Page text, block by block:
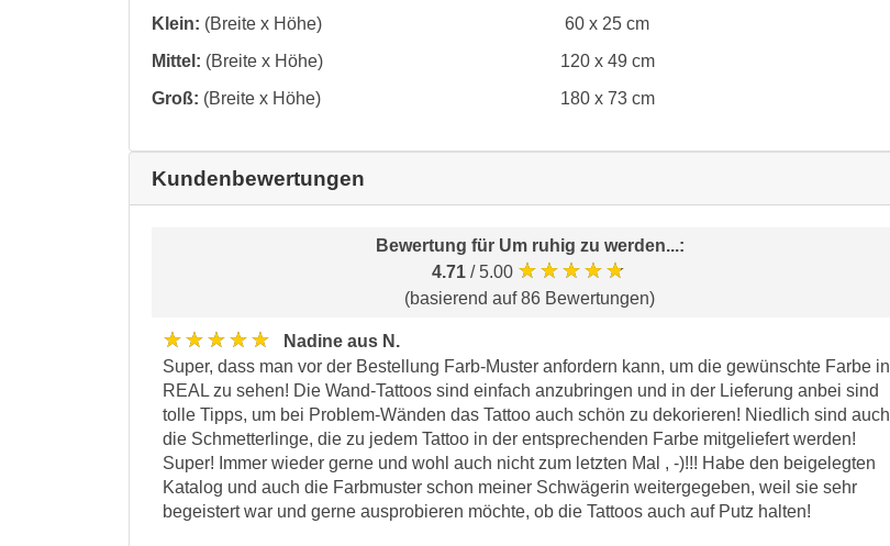
Klein: (Breite x Höhe)
60 x 25 cm
Mittel: (Breite x Höhe)
120 x 49 cm
Groß: (Breite x Höhe) 180 x 73 cm
Kundenbewertungen
Bewertung für Um ruhig zu werden...:
4.71 / 5.00 ★★★★★
(basierend auf 86 Bewertungen)
★★★★★
Nadine aus N.
Super, dass man vor der Bestellung Farb-Muster anfordern kann, um die gewünschte Farbe in
REAL zu sehen! Die Wand-Tattoos sind einfach anzubringen und in der Lieferung anbei sind
tolle Tipps, um bei Problem-Wänden das Tattoo auch schön zu dekorieren! Niedlich sind auch
die Schmetterlinge, die zu jedem Tattoo in der entsprechenden Farbe mitgeliefert werden!
Super! Immer wieder gerne und wohl auch nicht zum letzten Mal , -)!!! Habe den beigelegten
Katalog und auch die Farbmuster schon meiner Schwägerin weitergegeben, weil sie sehr
begeistert war und gerne ausprobieren möchte, ob die Tattoos auch auf Putz halten!